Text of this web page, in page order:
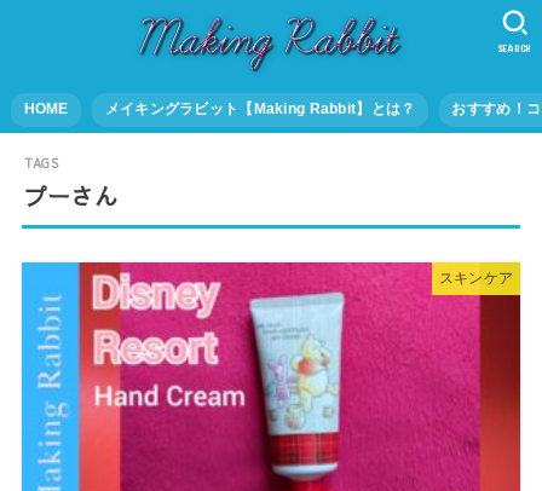
HOME メイキングラビット【Making Rabbit】とは？ おすすめ！
SEARCH
プーさん
スキンケア